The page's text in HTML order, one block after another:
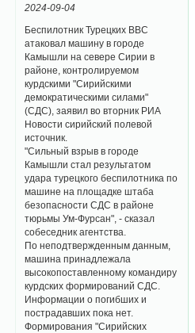
2024-09-04
Беспилотник Турецких ВВС
атаковал машину в городе
Камышли на севере Сирии в
районе, контролируемом
курдскими "Сирийскими
демократическими силами"
(СДС), заявил во вторник РИА
Новости сирийский полевой
источник.
"Сильный взрыв в городе
Камышли стал результатом
удара турецкого беспилотника по
машине на площадке штаба
безопасности СДС в районе
тюрьмы Ум-Фурсан", - сказал
собеседник агентства.
По неподтвержденным данным,
машина принадлежала
высокопоставленному командиру
курдских формирований СДС.
Информации о погибших и
пострадавших пока нет.
Формирования "Сирийских